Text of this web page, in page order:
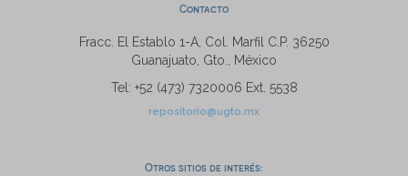
Contacto
Fracc. El Establo 1-A, Col. Marfil C.P. 36250
Guanajuato, Gto., México
Tel: +52 (473) 7320006 Ext. 5538
repositorio@ugto.mx
Otros sitios de interés: